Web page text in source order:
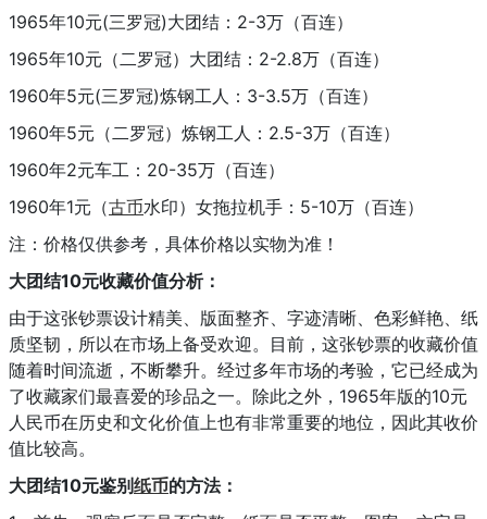
1965年10元(三罗冠)大团结：2-3万（百连）
1965年10元（二罗冠）大团结：2-2.8万（百连）
1960年5元(三罗冠)炼钢工人：3-3.5万（百连）
1960年5元（二罗冠）炼钢工人：2.5-3万（百连）
1960年2元车工：20-35万（百连）
1960年1元（古币水印）女拖拉机手：5-10万（百连）
注：价格仅供参考，具体价格以实物为准！
大团结10元收藏价值分析：
由于这张钞票设计精美、版面整齐、字迹清晰、色彩鲜艳、纸
质坚韧，所以在市场上备受欢迎。目前，这张钞票的收藏价值
随着时间流逝，不断攀升。经过多年市场的考验，它已经成为
了收藏家们最喜爱的珍品之一。除此之外，1965年版的10元
人民币在历史和文化价值上也有非常重要的地位，因此其收价
值比较高。
大团结10元鉴别纸币的方法：